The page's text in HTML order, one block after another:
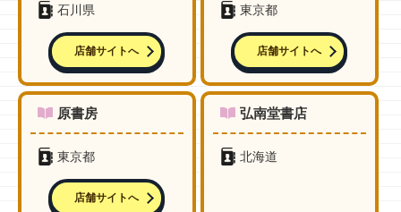
石川県
店舗サイトへ
東京都
店舗サイトへ
原書房
東京都
店舗サイトへ
弘南堂書店
北海道